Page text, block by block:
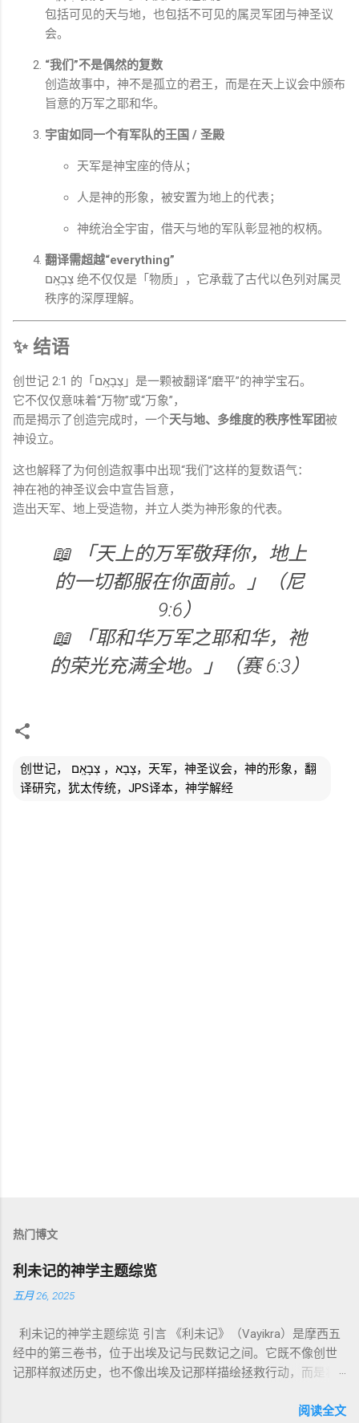
包括可见的天与地，也包括不可见的属灵军团与神圣议
会。
“我们”不是偶然的复数
创造故事中，神不是孤立的君王，而是在天上议会中颁布
旨意的万军之耶和华。
宇宙如同一个有军队的王国 / 圣殿
天军是神宝座的侍从；
人是神的形象，被安置为地上的代表；
神统治全宇宙，借天与地的军队彰显祂的权柄。
翻译需超越“everything”
צְבָאָֽם 绝不仅仅是「物质」，它承载了古代以色列对属灵
秩序的深厚理解。
✨ 结语
创世记 2:1 的「צְבָאָֽם」是一颗被翻译“磨平”的神学宝石。
它不仅仅意味着“万物”或“万象”，
而是揭示了创造完成时，一个天与地、多维度的秩序性军团被
神设立。
这也解释了为何创造叙事中出现“我们”这样的复数语气：
神在祂的神圣议会中宣告旨意，
造出天军、地上受造物，并立人类为神形象的代表。
📖 「天上的万军敬拜你，地上
的一切都服在你面前。」（尼
9:6）
📖 「耶和华万军之耶和华，祂
的荣光充满全地。」（赛 6:3）
创世记， צָבָא， צְבָאָֽם，天军，神圣议会，神的形象，翻
译研究，犹太传统，JPS译本，神学解经
热门博文
利未记的神学主题综览
五月 26, 2025
利未记的神学主题综览 引言 《利未记》（Vayikra）是摩西五
经中的第三卷书，位于出埃及记与民数记之间。它既不像创世
记那样叙述历史，也不像出埃及记那样描绘拯救行动，而是将
内容看似仪式化，《利未记》却揭示了 神的临在如何规范人类
阅读全文